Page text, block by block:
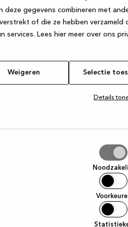
deze gegevens combineren met
of die ze hebben verzameld
services. Lees hier meer over ons
Weigeren Selectie
Details
has occurred while loading